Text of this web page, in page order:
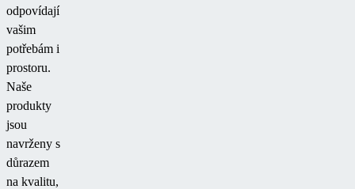
odpovídají
vašim
potřebám i
prostoru.
Naše
produkty
jsou
navrženy s
důrazem
na kvalitu,